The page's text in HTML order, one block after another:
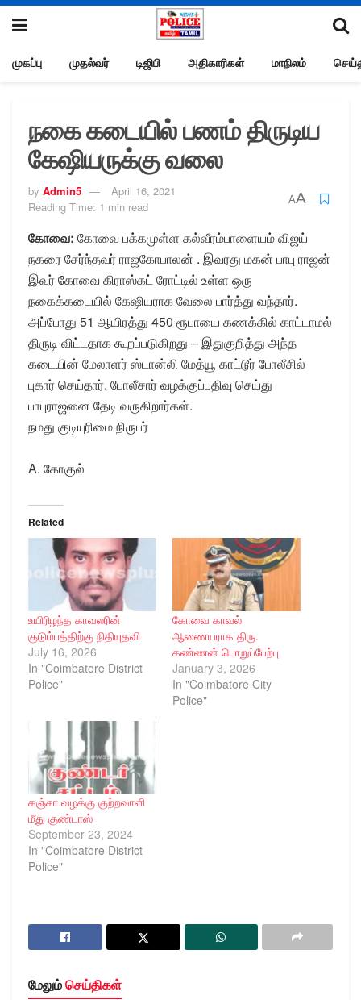
முகப்பு முதல்வர் டிஜிபி அதிகாரிகள் மாநிலம்
நகை கடையில் பணம் திருடிய
கேஷியருக்கு வலை
by Admin5
April 16, 2021
Reading Time: 1 min read
AA
கோவை: கோவை பக்கமுள்ள கல்வீரம்பாளையம் விஜய்
நகரை சேர்ந்தவர் ராஜகோபாலன் . இவரது மகன் பாபு ராஜன்
இவர் கோவை கிராஸ்கட் ரோட்டில் உள்ள ஒரு
நகைக்கடையில் கேஷியராக வேலை பார்த்து வந்தார்.
அப்போது 51 ஆயிரத்து 450 ரூபாயை கணக்கில் காட்டாமல்
திருடி விட்டதாக கூறப்படுகிறது – இதுகுறித்து அந்த
கடையின் மேலாளர் ஸ்டான்லி மேத்யூ காட்டூர் போலீசில்
புகார் செய்தார். போலீசார் வழக்குப்பதிவு செய்து
பாபுராஜனை தேடி வருகிறார்கள்.
நமது குடியுரிமை நிருபர்
A. கோகுல்
Related
உயிரிழந்த காவலரின்
குடும்பத்திற்கு நிதியுதவி
July 16, 2026
In "Coimbatore District
Police"
கோவை காவல்
ஆணையராக திரு.
கண்ணன் பொறுப்பேற்பு
January 3, 2026
In "Coimbatore City
Police"
கஞ்சா வழக்கு குற்றவாளி
மீது குண்டாஸ்
September 23, 2024
In "Coimbatore District
Police"
மேலும்செய்திகள்